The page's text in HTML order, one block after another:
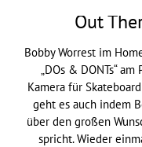
Out
Bobby Worrest im
„DOs & DONTs“
Kamera für
geht es auch indem
über den großen
spricht. Wieder